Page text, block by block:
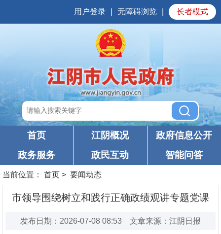
用户登录 无障碍浏览 长者模式
首页 江阴概况
政府信息公开
政务服务
政民互动 智能问答
当前位置： 首页 > 要闻动态
市领导围绕树立和践行正确政绩观讲专题党课
发布日期：2026-07-08 08:53 文章来源：江阴日报